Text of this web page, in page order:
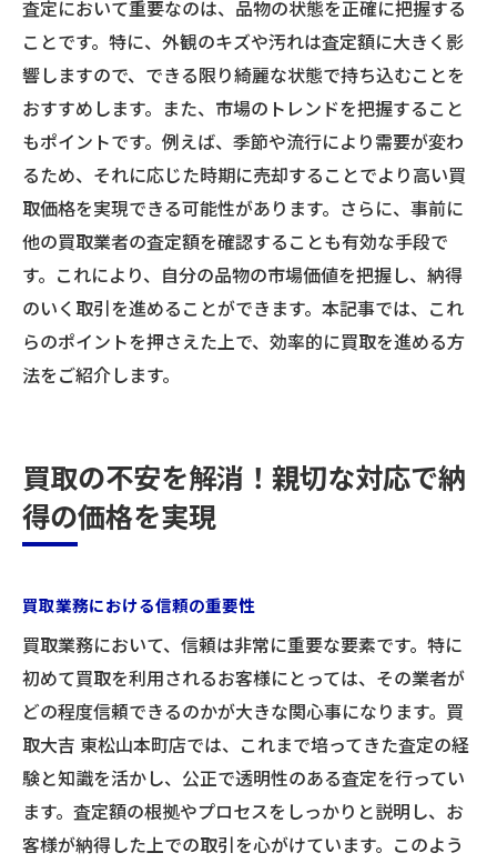
査定において重要なのは、品物の状態を正確に把握する
ことです。特に、外観のキズや汚れは査定額に大きく影
響しますので、できる限り綺麗な状態で持ち込むことを
おすすめします。また、市場のトレンドを把握すること
もポイントです。例えば、季節や流行により需要が変わ
るため、それに応じた時期に売却することでより高い買
取価格を実現できる可能性があります。さらに、事前に
他の買取業者の査定額を確認することも有効な手段で
す。これにより、自分の品物の市場価値を把握し、納得
のいく取引を進めることができます。本記事では、これ
らのポイントを押さえた上で、効率的に買取を進める方
法をご紹介します。
買取の不安を解消！親切な対応で納
得の価格を実現
買取業務における信頼の重要性
買取業務において、信頼は非常に重要な要素です。特に
初めて買取を利用されるお客様にとっては、その業者が
どの程度信頼できるのかが大きな関心事になります。買
取大吉 東松山本町店では、これまで培ってきた査定の経
験と知識を活かし、公正で透明性のある査定を行ってい
ます。査定額の根拠やプロセスをしっかりと説明し、お
客様が納得した上での取引を心がけています。このよう